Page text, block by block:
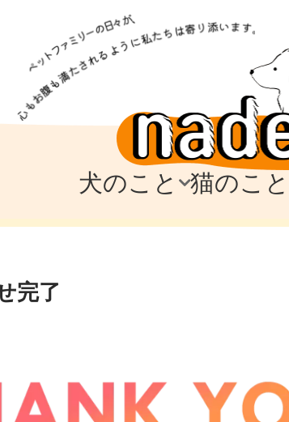
犬のこと 猫のこと
ード
完了